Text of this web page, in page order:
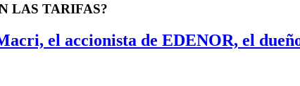
LAS TARIFAS?
el accionista de EDENOR, el